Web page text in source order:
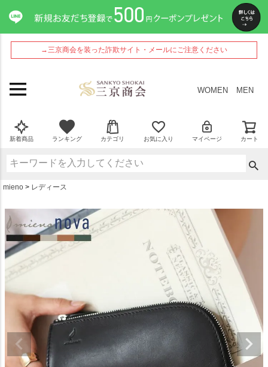
→三京商会を装った詐欺サイト・メールにご注意ください
WOMEN MEN
新着商品 ランキング カテゴリ お気に入り マイページ カート
mieno レディース
ペー
ジト
ップ
へ